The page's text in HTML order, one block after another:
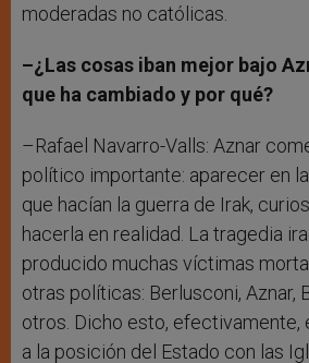
moderadas no católicas.
–¿Las cosas iban mejor bajo
que ha cambiado y por qué?
–Rafael Navarro-Valls: Aznar
político importante: aparecer en
que hacían la guerra de Irak,
hacerla en realidad. La tragedia
producido muchas víctimas
otras políticas: Berlusconi, Aznar,
otros. Dicho esto, efectivamente,
a la posición del Estado con las